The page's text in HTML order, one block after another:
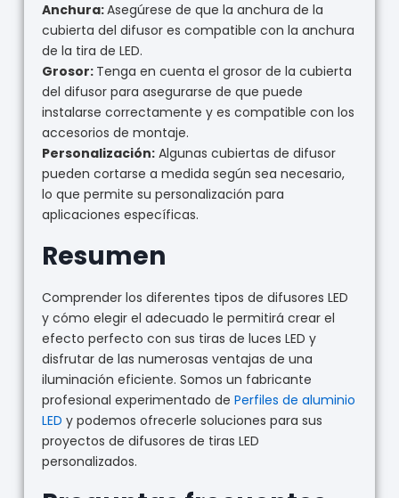
Anchura:Asegúrese de que la anchura de la
cubierta del difusor es compatible con la anchura
de la tira de LED.
Grosor: Tenga en cuenta el grosor de la cubierta
del difusor para asegurarse de que puede
instalarse correctamente y es compatible con los
accesorios de montaje.
Personalización:Algunas cubiertas de difusor
pueden cortarse a medida según sea necesario,
lo que permite su personalización para
aplicaciones específicas.
Resumen
Comprender los diferentes tipos de difusores LED
y cómo elegir el adecuado le permitirá crear el
efecto perfecto con sus tiras de luces LED y
disfrutar de las numerosas ventajas de una
iluminación eficiente. Somos un fabricante
profesional experimentado de Perfiles de aluminio
LED y podemos ofrecerle soluciones para sus
proyectos de difusores de tiras LED
personalizados.